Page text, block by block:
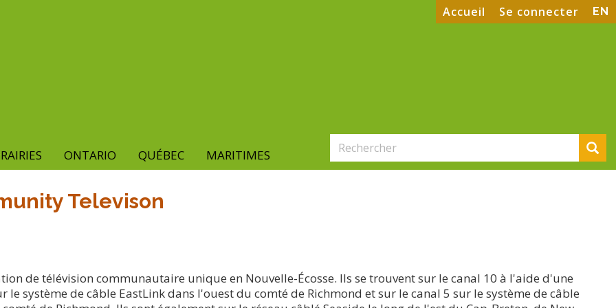
User
account
Accueil Se connecter EN
Rechercher
ONTARIO QUÉBEC MARITIMES
Televison
de télévision communautaire unique en Nouvelle-Écosse. Ils se trouvent sur le canal 10 à l'aide d'une
le système de câble EastLink dans l'ouest du comté de Richmond et sur le canal 5 sur le système de câble